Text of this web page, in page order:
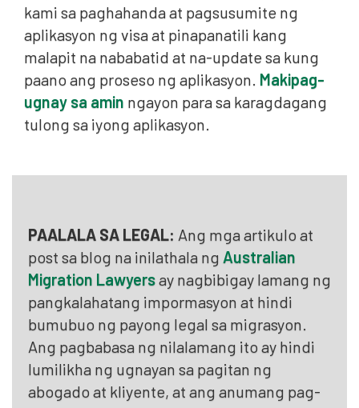
kami sa paghahanda at pagsusumite ng
aplikasyon ng visa at pinapanatili kang
malapit na nababatid at na-update sa kung
paano ang proseso ng aplikasyon. Makipag-
ugnay sa amin ngayon para sa karagdagang
tulong sa iyong aplikasyon.
PAALALA SA LEGAL: Ang mga artikulo at
post sa blog na inilathala ng Australian
Migration Lawyersay nagbibigay lamang ng
pangkalahatang impormasyon at hindi
bumubuo ng payong legal sa migrasyon.
Ang pagbabasa ng nilalamang ito ay hindi
lumilikha ng ugnayan sa pagitan ng
abogado at kliyente, at ang anumang pag-